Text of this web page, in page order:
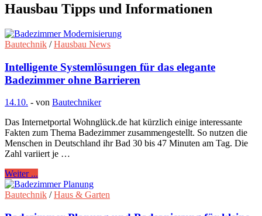
Hausbau Tipps und Informationen
Bautechnik /Hausbau News
Intelligente Systemlösungen für das elegante
Badezimmer ohne Barrieren
14.10. - von Bautechniker
Das Internetportal Wohnglück.de hat kürzlich einige interessante
Fakten zum Thema Badezimmer zusammengestellt. So nutzen die
Menschen in Deutschland ihr Bad 30 bis 47 Minuten am Tag. Die
Zahl variiert je …
Weiter ...
Bautechnik /Haus & Garten